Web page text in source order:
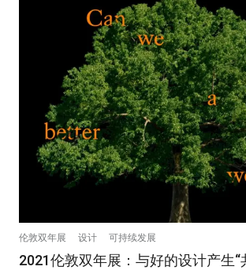
伦敦双年展 设计 可持续发展
2021伦敦双年展：与好的设计产生“